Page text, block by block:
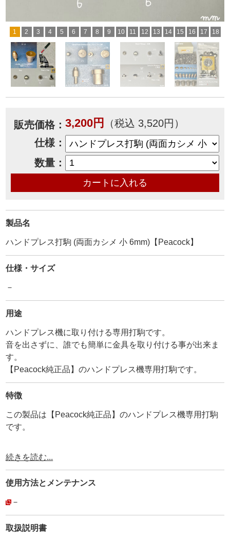
1 2 3 4 5 6 7 8 9 10 11 12 13 14 15 16 17 18
販売価格： 3,200円
（税込 3,520円）
仕様：
数量：
製品名
ハンドプレス打駒 (両面カシメ 小 6mm)【Peacock】
仕様・サイズ
－
用途
ハンドプレス機に取り付ける専用打駒です。
音を出さずに、誰でも簡単に金具を取り付ける事が出来ま
す。
【Peacock純正品】のハンドプレス機専用打駒です。
特徴
この製品は【Peacock純正品】のハンドプレス機専用打駒
です。
【Peacock】は創業1922年の日本の老舗金具メーカーで
す。
100年以上に渡り、国内外の高級小物、バック、皮革製品
に使用され続けています。
その為、耐久性、品質は折り紙付きです。
カシメ金具１つをとっても、世界中には様々なメーカーが
続きを読む...
使用方法と メンテナンス
－
取扱説明書